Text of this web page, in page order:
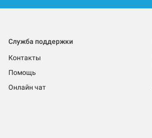
Служба поддержки
Контакты
Помощь
Онлайн чат